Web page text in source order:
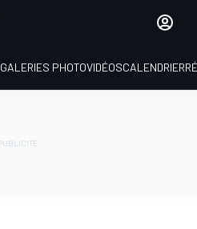
GALERIES PHOTOVIDÉOSCALENDRIER